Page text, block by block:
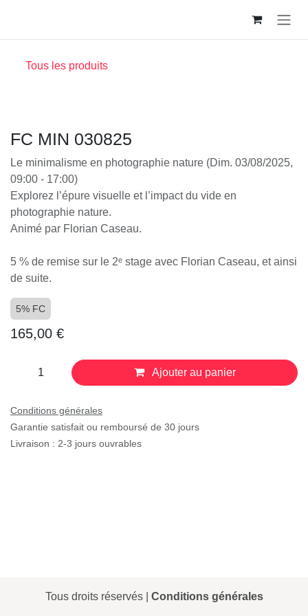
Tous les produits
FC MIN 030825
Le minimalisme en photographie nature (Dim.
03/08/2025, 09:00 - 17:00)
Explorez l’épure visuelle et l’impact du vide en
photographie nature.
Animé par Florian Caseau.
5 % de remise sur le 2ᵉ stage avec Florian Caseau, et
ainsi de suite.
5% FC
165,00 €
Ajouter au panier
Conditions générales
Garantie satisfait ou remboursé de 30 jours
Livraison : 2-3 jours ouvrables
Tous droits réservés |Conditions générales